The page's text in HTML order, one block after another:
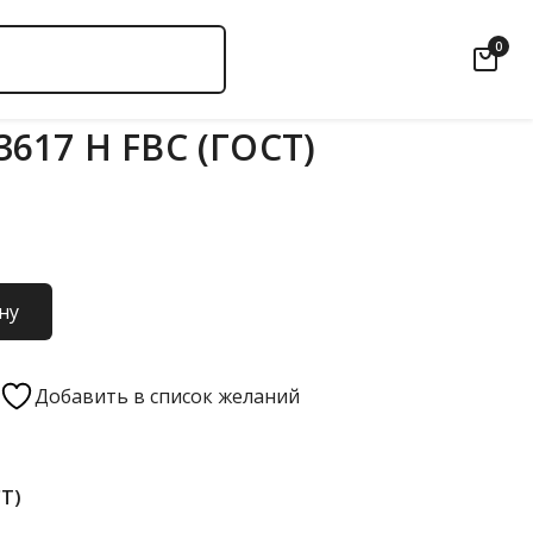
0
Н FBC (ГОСТ)
Добавить в список желаний